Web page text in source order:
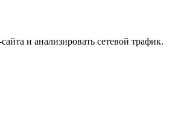
и анализировать сетевой трафик.